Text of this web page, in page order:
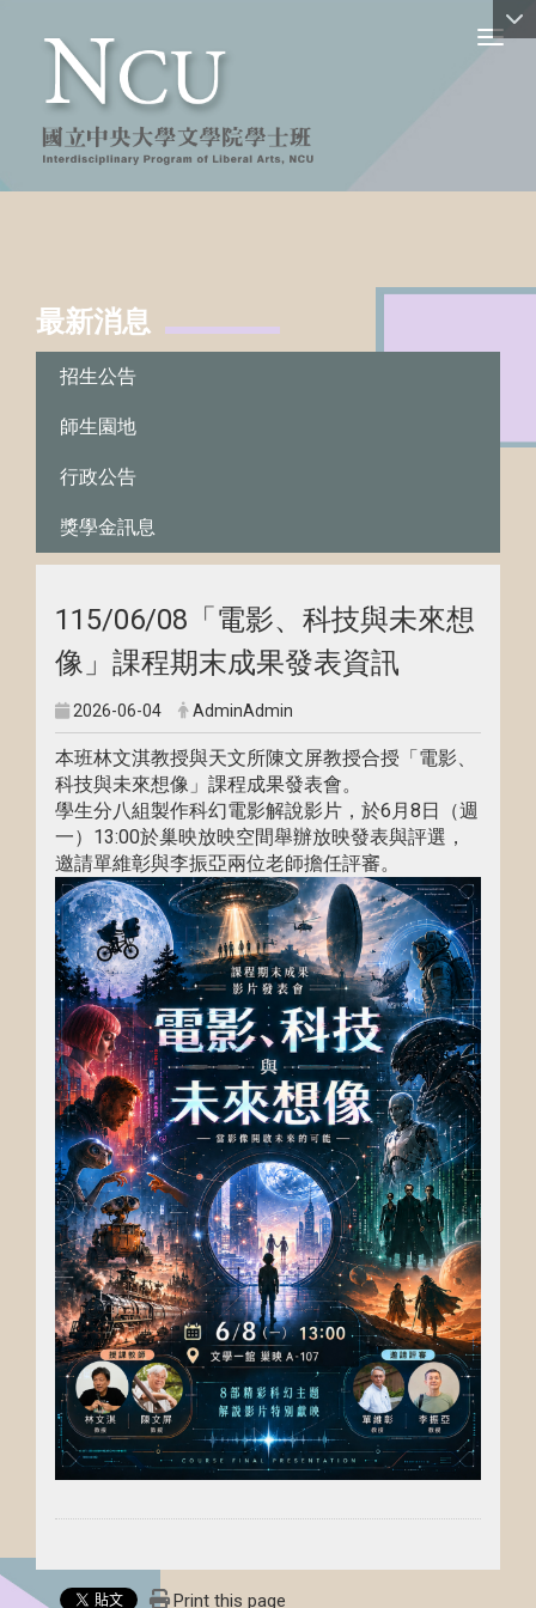
最新消息
招生公告
師生園地
行政公告
獎學金訊息
115/06/08「電影、科技與未來想
像」課程期末成果發表資訊
2026-06-04 AdminAdmin
本班林文淇教授與天文所陳文屏教授合授「電影、
科技與未來想像」課程成果發表會。
學生分八組製作科幻電影解說影片，於6月8日（週
一）13:00於巢映放映空間舉辦放映發表與評選，
邀請單維彰與李振亞兩位老師擔任評審。
Print this page